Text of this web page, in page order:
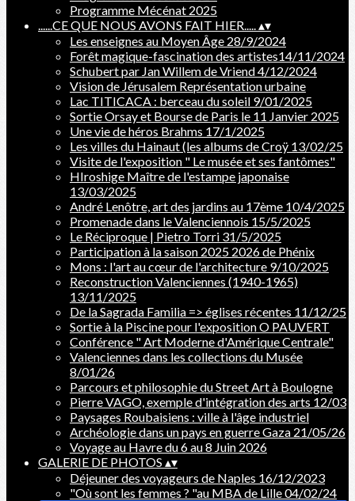
Programme Mécénat 2025
......CE QUE NOUS AVONS FAIT HIER.....▴▾
Les enseignes au Moyen Âge 28/9/2024
Forêt magique-fascination des artistes14/11/2024
Schubert par Jan Willem de Vriend 4/12/2024
Vision de Jérusalem Représentation urbaine
Lac TITICACA : berceau du soleil 9/01/2025
Sortie Orsay et Bourse de Paris le 11 Janvier 2025
Une vie de héros Brahms 17/1/2025
Les villes du Hainaut (les albums de Croÿ 13/02/25
Visite de l'exposition " Le musée et ses fantômes"
HIroshige Maître de l'estampe japonaise
13/03/2025
André Lenôtre, art des jardins au 17ème 10/4/2025
Promenade dans le Valenciennois 15/5/2025
Le Réciproque | Pietro Torri 31/5/2025
Participation à la saison 2025 2026 de Phénix
Mons : l'art au cœur de l'architecture 9/10/2025
Reconstruction Valenciennes (1940-1965)
13/11/2025
De la Sagrada Familia => églises récentes 11/12/25
Sortie à la Piscine pour l'exposition O PAUVERT
Conférence " Art Moderne d'Amérique Centrale"
Valenciennes dans les collections du Musée
8/01/26
Parcours et philosophie du Street Art à Boulogne
Pierre VAGO, exemple d'intégration des arts 12/03
Paysages Roubaisiens : ville à l'âge industriel
Archéologie dans un pays en guerre Gaza 21/05/26
Voyage au Havre du 6 au 8 Juin 2026
GALERIE DE PHOTOS ▴▾
Déjeuner des voyageurs de Naples 16/12/2023
"Où sont les femmes ? "au MBA de Lille 04/02/24